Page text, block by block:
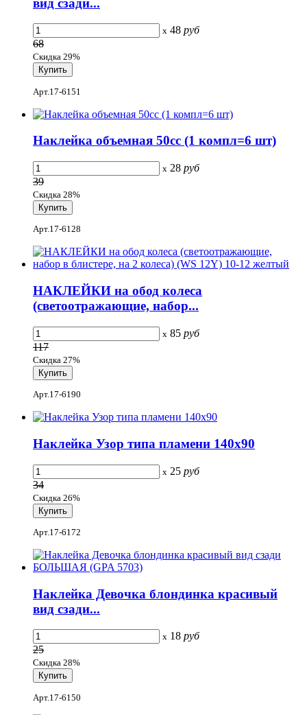
x 48 руб
68
Скидка 29%
Арт.17-6151
Наклейка объемная 50cc (1 компл=6 шт)
x 28 руб
39
Скидка 28%
Арт.17-6128
НАКЛЕЙКИ на обод колеса
(светоотражающие, набор...
x 85 руб
117
Скидка 27%
Арт.17-6190
Наклейка Узор типа пламени 140х90
x 25 руб
34
Скидка 26%
Арт.17-6172
Наклейка Девочка блондинка красивый
вид сзади...
x 18 руб
25
Скидка 28%
Арт.17-6150